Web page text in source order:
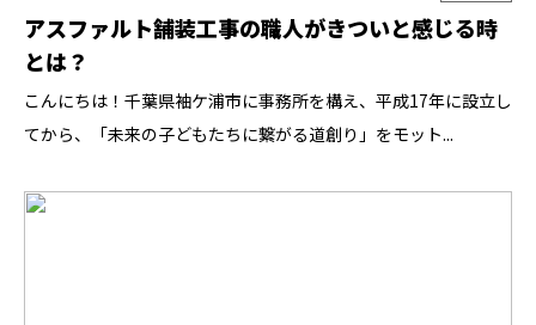
アスファルト舗装工事の職人がきついと感じる時
とは？
こんにちは！千葉県袖ケ浦市に事務所を構え、平成17年に設立し
てから、「未来の子どもたちに繋がる道創り」をモット...